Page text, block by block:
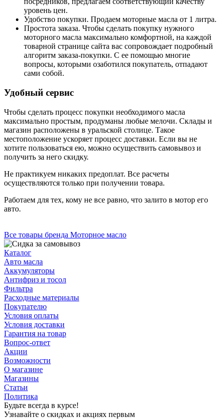
уровень цен.
Удобство покупки. Продаем моторные масла от 1 литра.
Простота заказа. Чтобы сделать покупку нужного
моторного масла максимально комфортной, на каждой
товарной странице сайта вас сопровождает подробный
алгоритм заказа-покупки. С ее помощью многие
вопросы, которыми озаботился покупатель, отпадают
сами собой.
Удобный сервис
Чтобы сделать процесс покупки необходимого масла
максимально простым, продуманы любые мелочи. Склады и
магазин расположены в уральской столице. Такое
местоположение ускоряет процесс доставки. Если вы не
хотите пользоваться ею, можно осуществить самовывоз и
получить за него скидку.
Не практикуем никаких предоплат. Все расчеты
осуществляются только при получении товара.
Работаем для тех, кому не все равно, что залито в мотор его
авто.
Все товары бренда Моторное масло
Каталог
Авто масла
Аккумуляторы
Антифриз и тосол
Фильтра
Расходные материалы
Покупателю
Условия оплаты
Условия доставки
Гарантия на товар
Вопрос-ответ
Акции
Возможности
О магазине
Магазины
Статьи
Политика
Будьте всегда в курсе!
Узнавайте о скидках и акциях первым